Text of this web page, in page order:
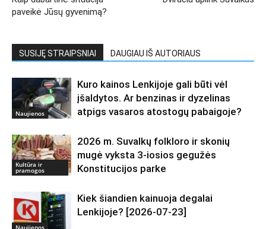
paveikė Jūsų gyvenimą?
SUSIJĘ STRAIPSNIAI DAUGIAU IŠ AUTORIAUS
Naujienos
Kuro kainos Lenkijoje gali būti vėl
įšaldytos. Ar benzinas ir dyzelinas
atpigs vasaros atostogų pabaigoje?
Kultūra ir
pramogos
2026 m. Suvalkų folkloro ir skonių
mugė vyksta 3-iosios gegužės
Konstitucijos parke
Naujienos
Kiek šiandien kainuoja degalai
Lenkijoje? [2026-07-23]